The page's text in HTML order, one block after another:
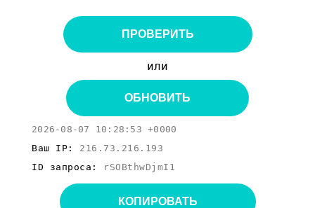
ПРОВЕРИТЬ
или
ОБНОВИТЬ
2026-08-07 10:28:53 +0000
Ваш IP: 216.73.216.193
ID запроса:
rSOBthwDjmI1
КОПИРОВАТЬ